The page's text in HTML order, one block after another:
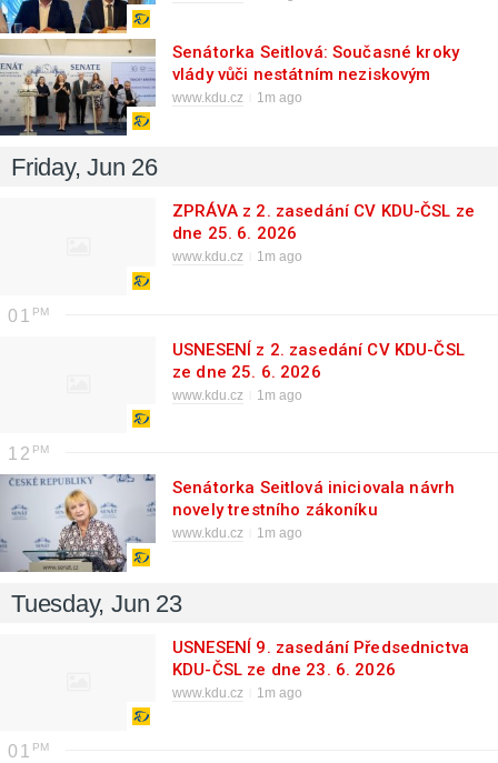
Senátorka Seitlová: Současné kroky
vlády vůči nestátním neziskovým
organizacím ohrožují základní služby
www.kdu.cz 1m ago
Friday, Jun 26
ZPRÁVA z 2. zasedání CV KDU-ČSL ze
dne 25. 6. 2026
www.kdu.cz 1m ago
01
USNESENÍ z 2. zasedání CV KDU-ČSL
ze dne 25. 6. 2026
www.kdu.cz 1m ago
12
Senátorka Seitlová iniciovala návrh
novely trestního zákoníku
www.kdu.cz 1m ago
Tuesday, Jun 23
USNESENÍ 9. zasedání Předsednictva
KDU-ČSL ze dne 23. 6. 2026
www.kdu.cz 1m ago
01